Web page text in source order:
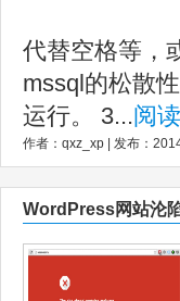
代替空格等，
mssql的松散
运行。 3...阅
作者：qxz_xp | 发布：
WordPress网站沦